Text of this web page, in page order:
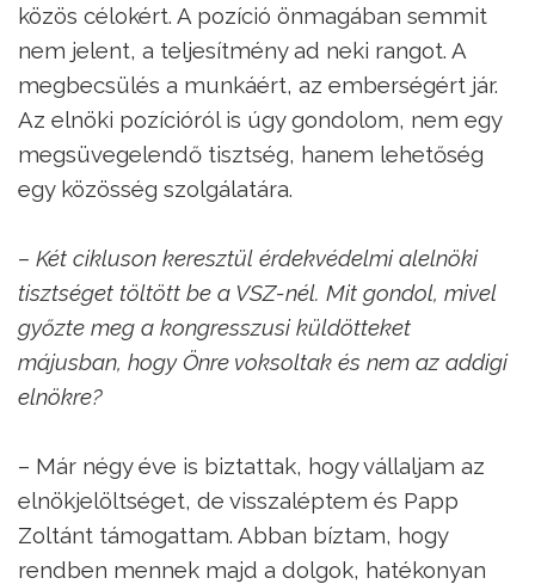
közös célokért. A pozíció önmagában semmit
nem jelent, a teljesítmény ad neki rangot. A
megbecsülés a munkáért, az emberségért jár.
Az elnöki pozícióról is úgy gondolom, nem egy
megsüvegelendő tisztség, hanem lehetőség
egy közösség szolgálatára.
– Két cikluson keresztül érdekvédelmi alelnöki
tisztséget töltött be a VSZ-nél. Mit gondol, mivel
győzte meg a kongresszusi küldötteket
májusban, hogy Önre voksoltak és nem az addigi
elnökre?
– Már négy éve is biztattak, hogy vállaljam az
elnökjelöltséget, de visszaléptem és Papp
Zoltánt támogattam. Abban bíztam, hogy
rendben mennek majd a dolgok, hatékonyan